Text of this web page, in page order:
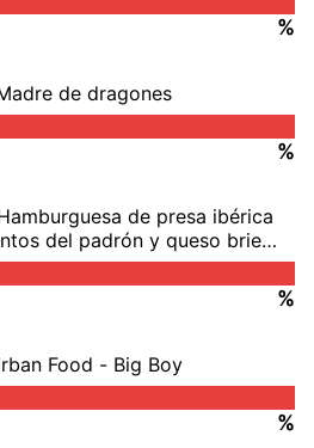
%
de dragones
%
de presa ibérica
del padrón y queso brie
%
Food - Big Boy
%